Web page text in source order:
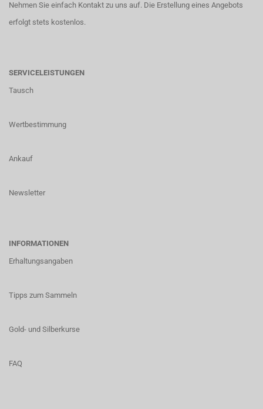
Nehmen Sie einfach Kontakt zu uns auf. Die Erstellung eines Angebots
erfolgt stets kostenlos.
SERVICELEISTUNGEN
Tausch
Wertbestimmung
Ankauf
Newsletter
INFORMATIONEN
Erhaltungsangaben
Tipps zum Sammeln
Gold- und Silberkurse
FAQ